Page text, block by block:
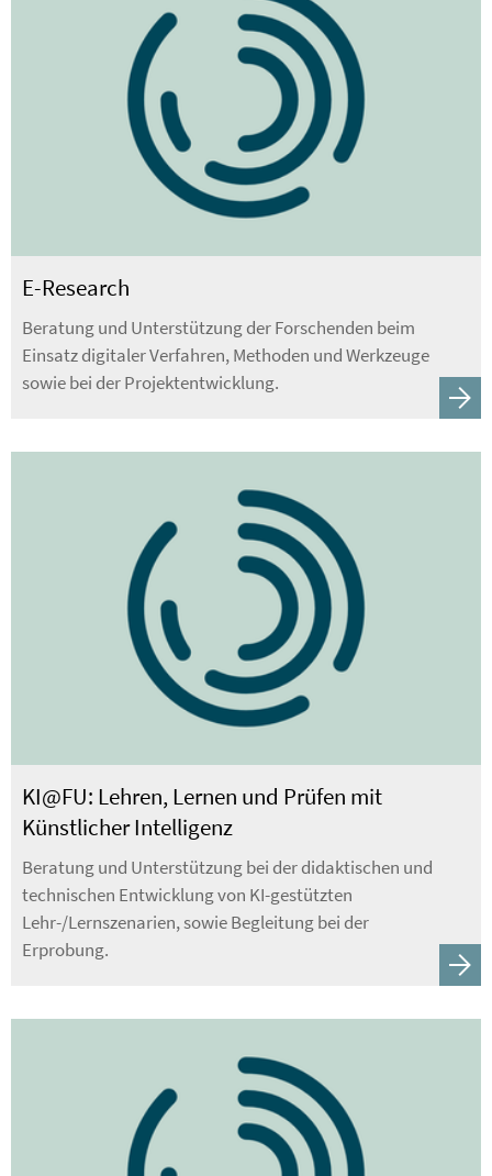
E-Research
Beratung und Unterstützung der Forschenden beim
Einsatz digitaler Verfahren, Methoden und Werkzeuge
sowie bei der Projektentwicklung.
KI@FU: Lehren, Lernen und Prüfen mit
Künstlicher Intelligenz
Beratung und Unterstützung bei der didaktischen und
technischen Entwicklung von KI-gestützten
Lehr-/Lernszenarien, sowie Begleitung bei der
Erprobung.